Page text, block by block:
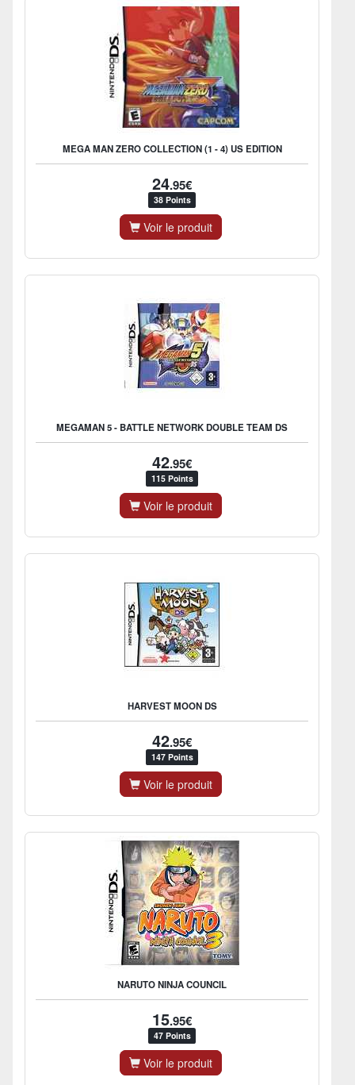
MEGA MAN ZERO COLLECTION (1 - 4) US EDITION
24.95€
38 Points
Voir le produit
MEGAMAN 5 - BATTLE NETWORK DOUBLE TEAM DS
42.95€
115 Points
Voir le produit
HARVEST MOON DS
42.95€
147 Points
Voir le produit
NARUTO NINJA COUNCIL
15.95€
47 Points
Voir le produit